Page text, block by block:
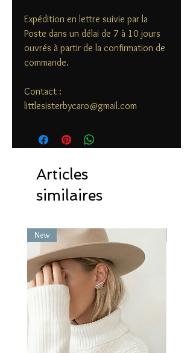
Expédition en lettre suivie par la
Poste dans un délai de 7 à 10 jours
ouvrés à partir de la confirmation de
commande.
Contact :
littlesisterbycaro@gmail.com
Articles
similaires
New